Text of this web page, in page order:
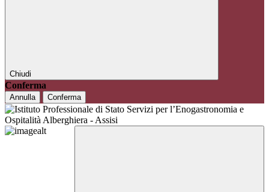
Chiudi
Conferma
Annulla Conferma